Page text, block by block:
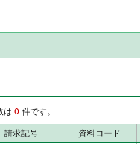
は 0 件です。
請求記号 資料コード